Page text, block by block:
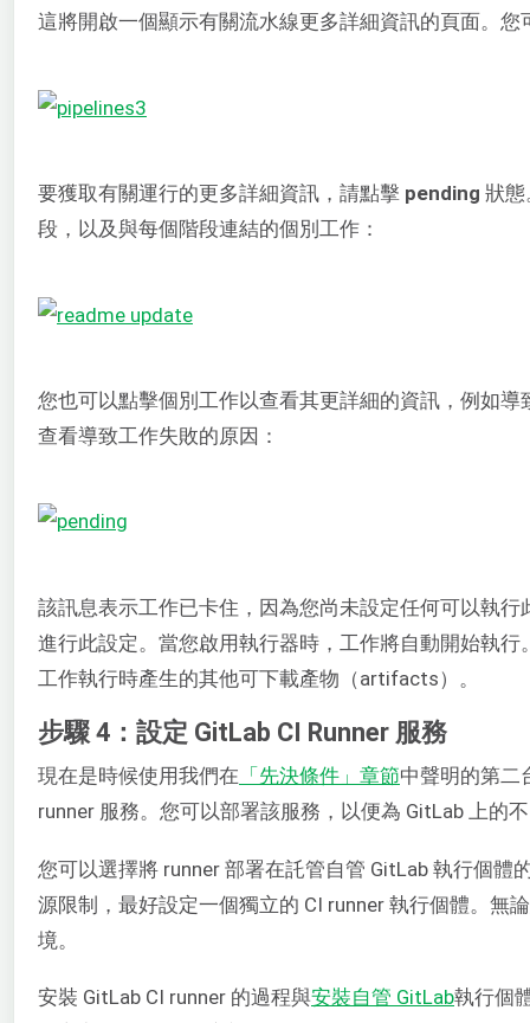
這將開啟一個顯示有關流水線更多詳細資訊的頁面。
要獲取有關運行的更多詳細資訊，請點擊 pending 狀態
段，以及與每個階段連結的個別工作：
您也可以點擊個別工作以查看其更詳細的資訊，例如
查看導致工作失敗的原因：
該訊息表示工作已卡住，因為您尚未設定任何可以執
進行此設定。當您啟用執行器時，工作將自動開始執
工作執行時產生的其他可下載產物（artifacts）。
步驟 4：設定 GitLab CI Runner 服務
現在是時候使用我們在 「先決條件」章節中聲明的第二
runner 服務。您可以部署該服務，以便為 GitLab 上的
您可以選擇將 runner 部署在託管自管 GitLab 執行個
源限制，最好設定一個獨立的 CI runner 執行個體。無
境。
安裝 GitLab CI runner 的過程與安裝自管 GitLab執行個